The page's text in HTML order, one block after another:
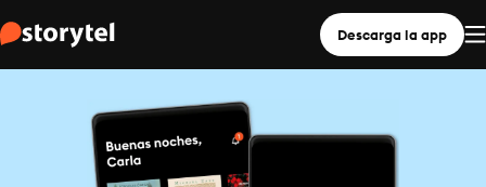
Descarga la app